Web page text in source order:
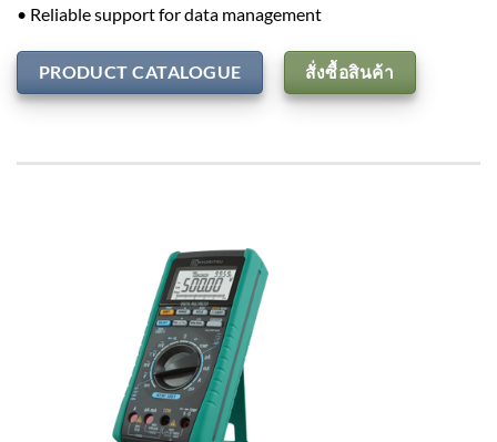
• Reliable support for data management
PRODUCT CATALOGUE สั่งซื้อสินค้า